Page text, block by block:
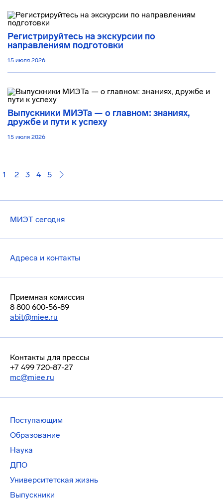
Регистрируйтесь на экскурсии по
направлениям подготовки
15 июля 2026
Выпускники МИЭТа — о главном: знаниях,
дружбе и пути к успеху
15 июля 2026
1 2 3 4 5
МИЭТ сегодня
Адреса и контакты
Приемная комиссия
8 800 600-56-89
abit@miee.ru
Контакты для прессы
+7 499 720-87-27
mc@miee.ru
Поступающим
Образование
Наука
ДПО
Университетская жизнь
Выпускники